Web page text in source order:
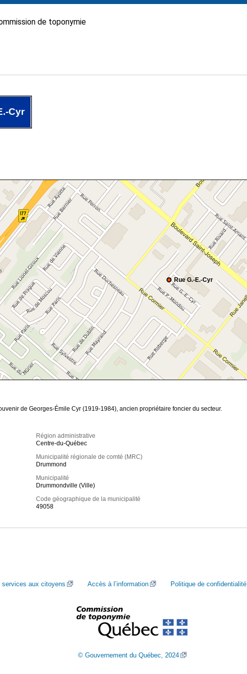
de toponymie
Cyr
Rue G.-E.-Cyr
de Georges-Émile Cyr (1919-1984), ancien propriétaire foncier du secteur.
Région administrative
Centre-du-Québec
Municipalité régionale de comté (MRC)
Drummond
Municipalité
Drummondville (Ville)
Code géographique de la municipalité
49058
services aux citoyens Accès à l’information Politique de confidentialité
© Gouvernement du Québec, 2024